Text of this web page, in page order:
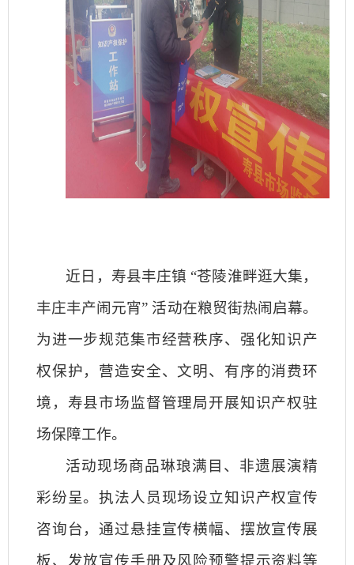
近日，寿县丰庄镇 “苍陵淮畔逛大集，
丰庄丰产闹元宵” 活动在粮贸街热闹启幕。
为进一步规范集市经营秩序、强化知识产
权保护，营造安全、文明、有序的消费环
境，寿县市场监督管理局开展知识产权驻
场保障工作。
活动现场商品琳琅满目、非遗展演精
彩纷呈。执法人员现场设立知识产权宣传
咨询台，通过悬挂宣传横幅、摆放宣传展
板、发放宣传手册及风险预警提示资料等